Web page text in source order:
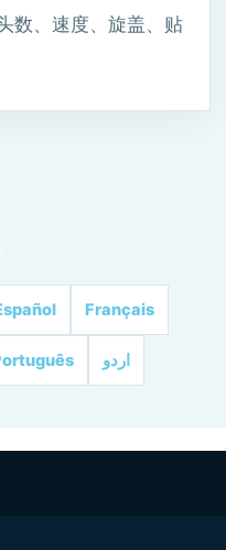
数、速度、旋盖、贴
Français
اردو